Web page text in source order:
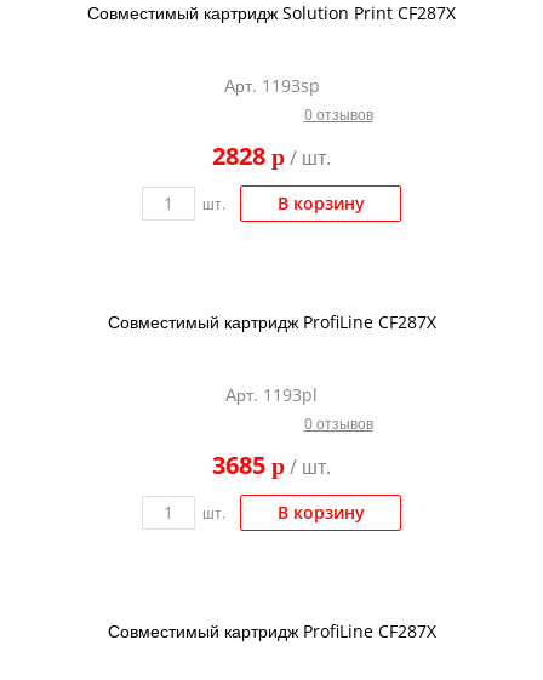
Совместимый картридж Solution Print CF287X
Арт. 1193sp
0 отзывов
2828 p/ шт.
шт. В корзину
Совместимый картридж ProfiLine CF287X
Арт. 1193pl
0 отзывов
3685 p/ шт.
шт. В корзину
Совместимый картридж ProfiLine CF287X